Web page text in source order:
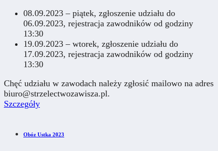
08.09.2023 – piątek, zgłoszenie udziału do
06.09.2023, rejestracja zawodników od godziny
13:30
19.09.2023 – wtorek, zgłoszenie udziału do
17.09.2023, rejestracja zawodników od godziny
13:30
Chęć udziału w zawodach należy zgłosić mailowo na adres
biuro@strzelectwozawisza.pl.
Szczegóły
Obóz Ustka 2023